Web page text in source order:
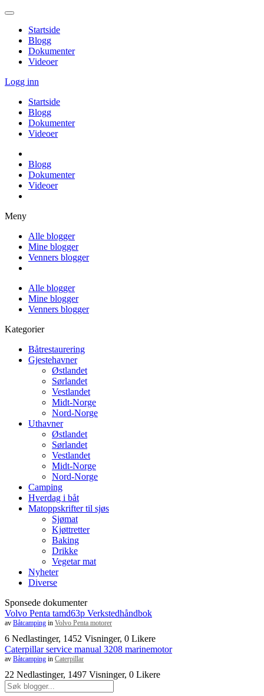
Startside
Blogg
Dokumenter
Videoer
Logg inn
Startside
Blogg
Dokumenter
Videoer
Blogg
Dokumenter
Videoer
Meny
Alle blogger
Mine blogger
Venners blogger
Alle blogger
Mine blogger
Venners blogger
Kategorier
Båtrestaurering
Gjestehavner
Østlandet
Sørlandet
Vestlandet
Midt-Norge
Nord-Norge
Uthavner
Østlandet
Sørlandet
Vestlandet
Midt-Norge
Nord-Norge
Camping
Hverdag i båt
Matoppskrifter til sjøs
Sjømat
Kjøttretter
Baking
Drikke
Vegetar mat
Nyheter
Diverse
Sponsede dokumenter
Volvo Penta tamd63p Verkstedhåndbok
av Båtcamping in Volvo Penta motorer
6 Nedlastinger, 1452 Visninger, 0 Likere
Caterpillar service manual 3208 marinemotor
av Båtcamping in Caterpillar
22 Nedlastinger, 1497 Visninger, 0 Likere